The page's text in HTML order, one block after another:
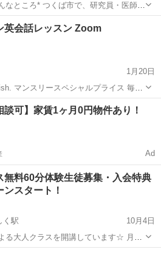
なところ* つくば市で、研究員・医師・
さんや帰国子女を対象にした 英語教育
会話スクール >>それぞれの生
の駅 ビジネス英語
英会話レッスン Zoom
1月20日
なります。 通常3500円のレッスンにな
英語 レッスン
談可】家賃1ヶ月0円物件あり！
Ad
無料60分体験生徒募集・入会特典
ンスタート！
く駅
10月4日
る大人クラスを開講しています☆ 月謝
ンツーマンでのビジネス英会話やグル